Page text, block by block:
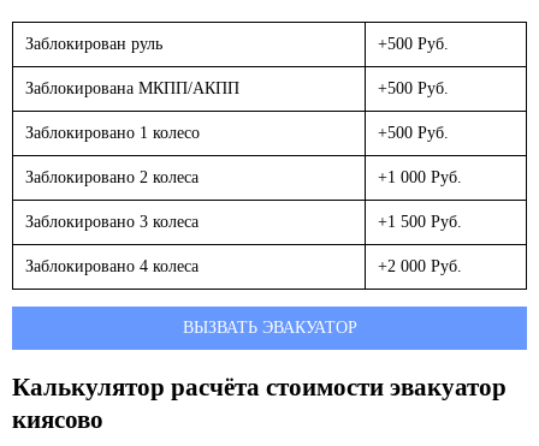
Заблокирован руль +500 Руб.
Заблокирована МКПП/АКПП +500 Руб.
Заблокировано 1 колесо +500 Руб.
Заблокировано 2 колеса +1 000 Руб.
Заблокировано 3 колеса +1 500 Руб.
Заблокировано 4 колеса +2 000 Руб.
ВЫЗВАТЬ ЭВАКУАТОР
Калькулятор расчёта стоимости эвакуатор
киясово